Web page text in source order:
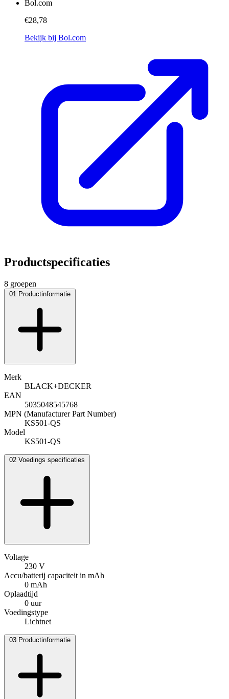
Bol.com
€28,78
Bekijk bij Bol.com
Productspecificaties
8 groepen
01 Productinformatie
Merk
BLACK+DECKER
EAN
5035048545768
MPN (Manufacturer Part Number)
KS501-QS
Model
KS501-QS
02 Voedings specificaties
Voltage
230 V
Accu/batterij capaciteit in mAh
0 mAh
Oplaadtijd
0 uur
Voedingstype
Lichtnet
03 Productinformatie